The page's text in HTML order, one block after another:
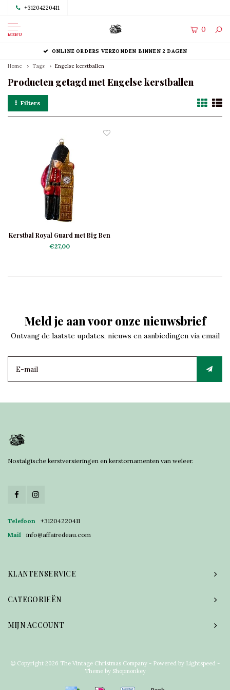
+31204220411
MENU
0
ONLINE ORDERS VERZONDEN BINNEN 2 DAGEN
Home Tags Engelse kerstballen
Producten getagd met Engelse kerstballen
Filters
Kerstbal Royal Guard met Big Ben
€27,00
Meld je aan voor onze nieuwsbrief
Ontvang de laatste updates, nieuws en aanbiedingen via email
Nostalgische kerstversieringen en kerstornamenten van weleer.
Telefoon
+31204220411
Mail
info@affairedeau.com
KLANTENSERVICE
CATEGORIEËN
MIJN ACCOUNT
© Copyright 2026 The Vintage Christmas Company - Powered by Lightspeed -
Theme by Shopmonkey